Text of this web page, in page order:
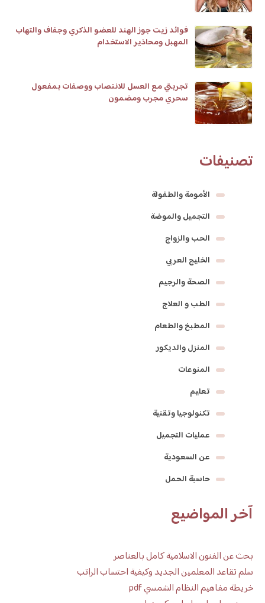
فوائد زيت جوز الهند للعضو الذكري وجفاف والتهاب
المهبل ومحاذير الاستخدام
تجربتي مع العسل للانتصاب ووصفات بمفعول
سحري مجرب ومضمون
تصنيفات
الأمومة والطفولة
التجميل والموضة
الحب والزواج
الخليج العربي
الصحة والرجيم
الطب و العلاج
المطبخ والطعام
المنزل والديكور
المنوعات
تعليم
تكنولوجيا وتقنية
عمليات التجميل
عن السعودية
حاسبة الحمل
آخر المواضيع
بحث عن الفنون الاسلامية كامل بالعناصر
سلم تقاعد المعلمين الجديد وكيفية احتساب الراتب
خريطة مفاهيم النظام الشمسي pdf